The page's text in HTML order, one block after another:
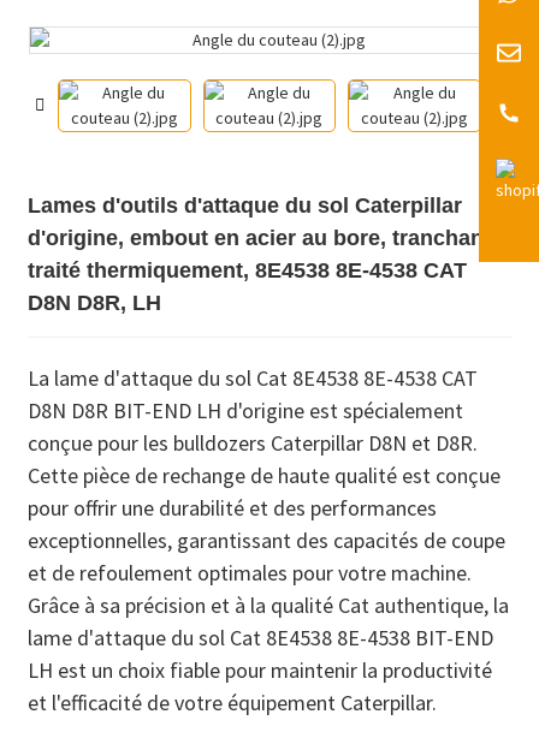
Lames d'outils d'attaque du sol Caterpillar
d'origine, embout en acier au bore, tranchant
traité thermiquement, 8E4538 8E-4538 CAT
D8N D8R, LH
La lame d'attaque du sol Cat 8E4538 8E-4538 CAT
D8N D8R BIT-END LH d'origine est spécialement
conçue pour les bulldozers Caterpillar D8N et D8R.
Cette pièce de rechange de haute qualité est conçue
pour offrir une durabilité et des performances
exceptionnelles, garantissant des capacités de coupe
et de refoulement optimales pour votre machine.
Grâce à sa précision et à la qualité Cat authentique, la
lame d'attaque du sol Cat 8E4538 8E-4538 BIT-END
LH est un choix fiable pour maintenir la productivité
et l'efficacité de votre équipement Caterpillar.